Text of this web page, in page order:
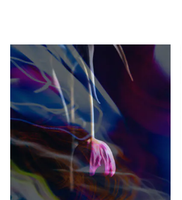
pianoise 松本紀子+フジタ
カツミ
Sweet Strange Symphony
ANTIQUEbelle ギャラリー